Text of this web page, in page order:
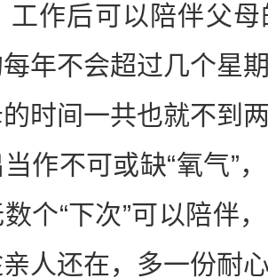
工作后可以陪伴父
年不会超过几个星
时间一共也就不到
作不可或缺“氧气”
个“下次”可以陪伴
人还在，多一份耐